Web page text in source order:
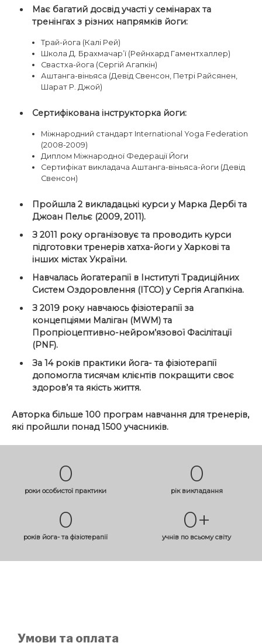
Має багатий досвід участі у семінарах та
тренінгах з різних напрямків йоги:
Трай-йога (Калі Рей)
Школа Д. Брахмачар’ї (Рейнхард Гаментхаллер)
Свастха-йога (Сергій Агапкін)
Аштанга-віньяса (Девід Свенсон, Петрі Райсянен,
Шарат Р. Джой)
Сертифікована інструкторка йоги:
Міжнародний стандарт International Yoga Federation
(2008-2009)
Диплом Міжнародної Федерації Йоги
Сертифікат викладача Аштанга-віньяса-йоги (Девід
Свенсон)
Пройшла 2 викладацькі курси у Марка Дербі та
Джоан Пельє (2009, 2011).
З 2011 року організовує та проводить курси
підготовки тренерів хатха-йоги у Харкові та
інших містах України.
Навчалась йогатерапії в Інституті Традиційних
Систем Оздоровлення (ІТСО) у Сергія Агапкіна.
З 2019 року навчаюсь фізіотерапії за
концепціями Маліган (MWM) та
Пропріоцептивно-нейром’язової Фасілітації
(PNF).
За 14 років практики йога- та фізіотерапії
допомогла тисячам клієнтів покращити своє
здоров’я та якість життя.
Авторка більше 100 програм навчання для тренерів,
які пройшли понад 1500 учасників.
0
роки особистої практики
0
рік викладання
0
років йога- та фізіотерапії
0+
учнів по всьому світу
Умови та оплата